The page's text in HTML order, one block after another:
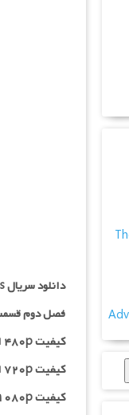
دانلود سریال Kong King Of The Apes با لینک مستقیم
فصل دوم
کیفیت ۴۸۰p اضافه شد
کیفیت ۷۲۰p اضافه شد
کیفیت ۱۰۸۰p اضافه شد